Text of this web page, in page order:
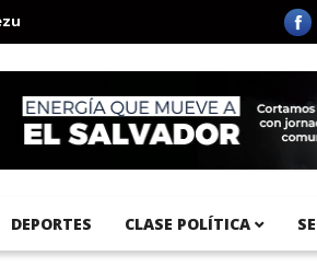
Aeropuerto Internacional del Pacífico
DEPORTES CLASE POLÍTICA